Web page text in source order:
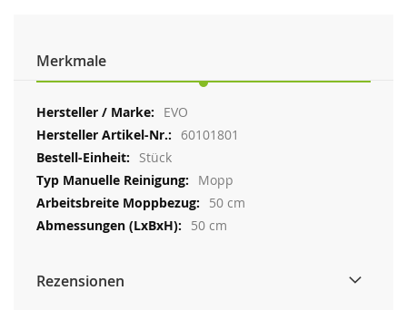
Merkmale
Weitere
Informationen
EVO
60101801
Stück
Mopp
50 cm
50 cm
Rezensionen